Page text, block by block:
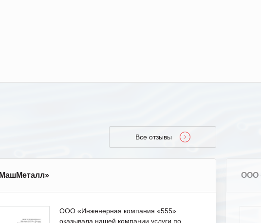
Все отзывы
ООО «Инженерная компания «555»
оказывала нашей компании услуги по
ООО